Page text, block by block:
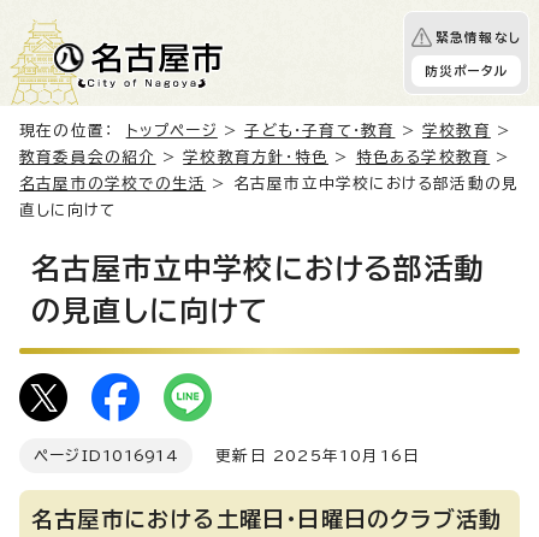
緊急情報なし
防災ポータル
現在の位置： トップページ >子ども・子育て・教育 >学校教育
>
教育委員会の紹介
>学校教育方針・特色 > 特色ある学校教育
>
名古屋市の学校での生活
> 名古屋市立中学校における部活動の見
直しに向けて
名古屋市立中学校における部活動
の見直しに向けて
ページID 1016914 更新日 2025年10月16日
名古屋市における土曜日・日曜日のクラブ活動